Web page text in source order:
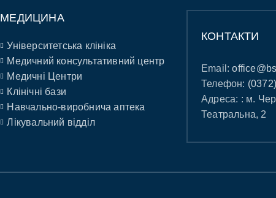
МЕДИЦИНА
Університетська клініка
Медичний консультативний центр
Медичні Центри
Клінічні бази
Навчально-виробнича аптека
Лікувальний відділ
КОНТАКТИ
Email:
Телефон:
Адреса: : м.
Театральна, 2